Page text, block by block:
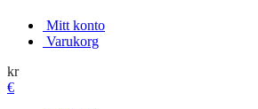
Mitt konto
Varukorg
kr
€